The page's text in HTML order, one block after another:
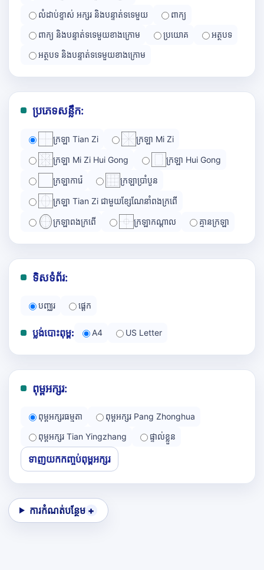
លំដាប់ខ្ទាស់ អក្សរ និងបន្ទាត់ទទេមួយ
ពាក្យ
ពាក្យ និងបន្ទាត់ទទេមួយខាងក្រោម
ប្រយោគ
អត្ថបទ
អត្ថបទ និងបន្ទាត់ទទេមួយខាងក្រោម
ប្រភេទសន្លឹក:
ក្រឡា Tian Zi ក្រឡា Mi Zi
ក្រឡា Mi Zi Hui Gong ក្រឡា Hui Gong
ក្រឡាការ៉េ ក្រឡាប្រាំបួន
ក្រឡា Tian Zi ជាមួយខ្សែណែនាំពងក្រពើ
ក្រឡាពងក្រពើ ក្រឡាកណ្ដាល គ្មានក្រឡា
ទិសទំព័រ:
បញ្ឈរ ផ្ដេក
ប្លង់បោះពុម្ព: A4 US Letter
ពុម្ពអក្សរ:
ពុម្ពអក្សរធម្មតា
ពុម្ពអក្សរ Pang Zhonghua
ពុម្ពអក្សរ Tian Yingzhang
ផ្ទាល់ខ្លួន
ទាញយកកញ្ចប់ពុម្ពអក្សរ
ការកំណត់បន្ថែម